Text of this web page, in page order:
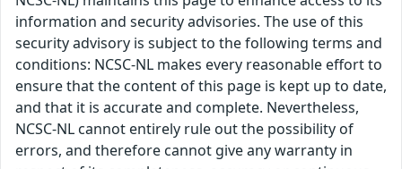
information and security advisories. The use of this
security advisory is subject to the following terms and
conditions: NCSC-NL makes every reasonable effort to
ensure that the content of this page is kept up to date,
and that it is accurate and complete. Nevertheless,
NCSC-NL cannot entirely rule out the possibility of
errors, and therefore cannot give any warranty in